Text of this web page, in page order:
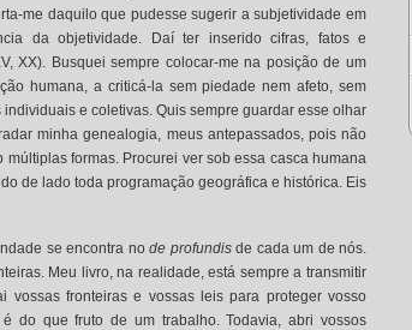
me daquilo que pudesse sugerir a subjetividade em
da objetividade. Daí ter inserido cifras, fatos e
XX). Busquei sempre colocar-me na posição de um
humana, a criticá-la sem piedade nem afeto, sem
e coletivas. Quis sempre guardar esse olhar
minha genealogia, meus antepassados, pois não
formas. Procurei ver sob essa casca humana
de lado toda programação geográfica e histórica. Eis
se encontra no de profundisde cada um de nós.
Meu livro, na realidade, está sempre a transmitir
vossas fronteiras e vossas leis para proteger vosso
do que fruto de um trabalho. Todavia, abri vossos